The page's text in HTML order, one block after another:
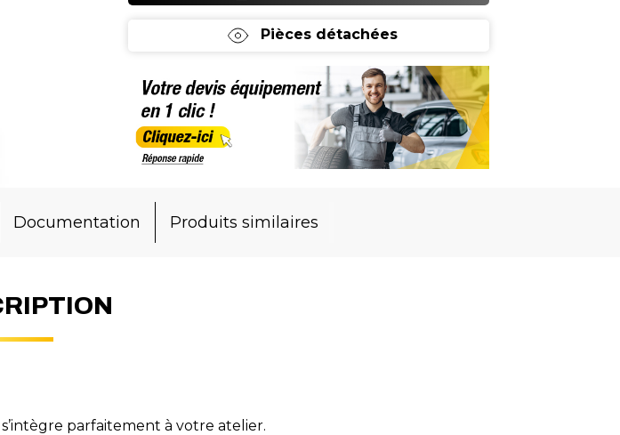
Pièces détachées
Documentation Produits similaires
s’intègre parfaitement à votre atelier.